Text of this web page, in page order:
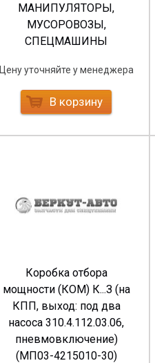
МАНИПУЛЯТОРЫ,
МУСОРОВОЗЫ,
СПЕЦМАШИНЫ
Цену уточняйте у менеджера
В корзину
Коробка отбора
мощности (КОМ) К...З (на
КПП, выход: под два
насоса 310.4.112.03.06,
пневмовключение)
(МП03-4215010-30)